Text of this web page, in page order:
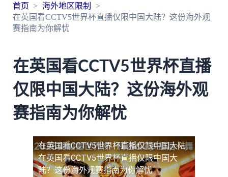
首页
海外地区限制
在英国看CCTV5世界杯直播仅限中国大陆？这份海外观
赛指南为你解忧
在英国看CCTV5世界杯直播
仅限中国大陆？这份海外观
赛指南为你解忧
在英国看CCTV5世界杯直播仅限中国大陆
在英国看CCTV5世界杯直播仅限中国大
陆？这份海外观赛指南为你解忧